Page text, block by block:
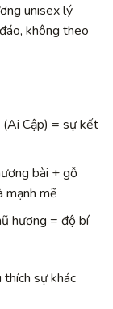
unisex lý
không theo
Cập) = sự kết
bài + gỗ
mạnh mẽ
hương = độ bí
thích sự khác